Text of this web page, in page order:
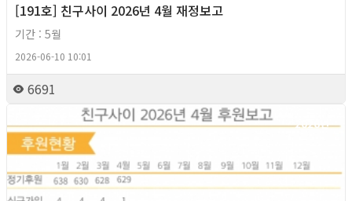
[191호] 친구사이 2026년 4월 재정보고
기간 : 5월
2026-06-10 10:01
6691
2026년